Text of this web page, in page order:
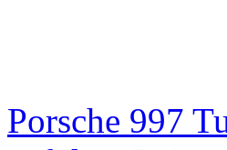
Porsche 997